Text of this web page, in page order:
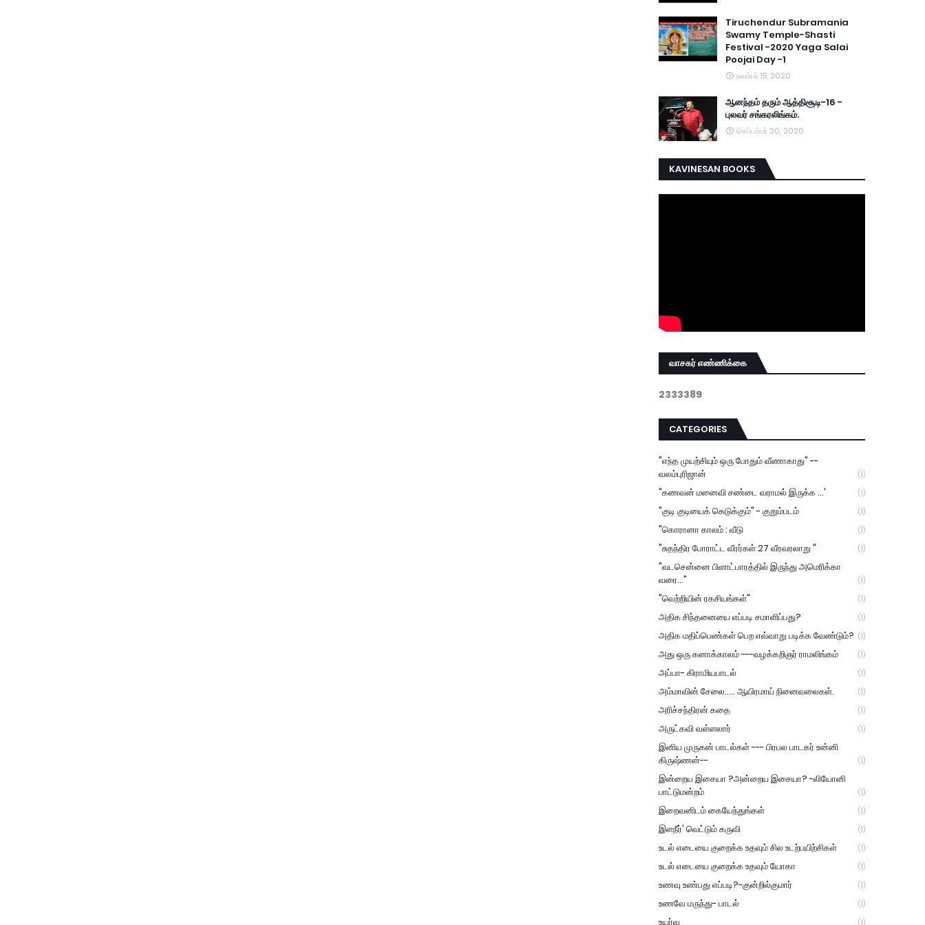
Tiruchendur Subramania
Swamy Temple-Shasti
Festival -2020 Yaga Salai
Poojai Day -1
நவம்பர் 15, 2020
ஆனந்தம் தரும் ஆத்திசூடி-16 -
புலவர் சங்கரலிங்கம்.
செப்டம்பர் 20, 2020
KAVINESAN BOOKS
வாசகர் எண்ணிக்கை
2333389
CATEGORIES
"எந்த முயற்சியும் ஒரு போதும் வீணாகாது" --
வலம்புரிஜான்
(1)
"கணவன் மனைவி சண்டை வராமல் இருக்க ...' (1)
"குடி குடியைக் கெடுக்கும்" - குறும்படம் (1)
"கொரானா காலம் : வீடு (1)
"சுதந்திர போராட்ட வீரர்கள் 27 வீரவரலாறு " (1)
"வடசென்னை பிளாட்பாரத்தில் இருந்து அமெரிக்கா
வரை..."
(1)
"வெற்றியின் ரகசியங்கள்" (1)
அதிக சிந்தனையை எப்படி சமாளிப்பது? (1)
அதிக மதிப்பெண்கள் பெற எவ்வாறு படிக்க வேண்டும்? (1)
அது ஒரு கனாக்காலம் ---வழக்கறிஞர் ராமலிங்கம் (1)
அப்பா- கிராமியபாடல் (1)
அம்மாவின் சேலை..... ஆயிரமாய் நினைவலைகள். (1)
அரிச்சந்திரன் கதை (1)
அருட்கவி வள்ளலார் (1)
இனிய முருகன் பாடல்கள் --- பிரபல பாடகர் உன்னி
கிருஷ்ணன்--
(1)
இன்றைய இசையா ?அன்றைய இசையா? -லியோனி
பாட்டுமன்றம்
(1)
இறைவனிடம் கையேந்துங்கள் (1)
இளநீர்' வெட்டும் கருவி (1)
உடல் எடையை குறைக்க உதவும் சில உடற்பயிற்சிகள் (1)
உடல் எடையை குறைக்க உதவும் யோகா (1)
உணவு உண்பது எப்படி?-குன்றில்குமார் (1)
உணவே மருந்து- பாடல் (1)
உயர்வு (1)